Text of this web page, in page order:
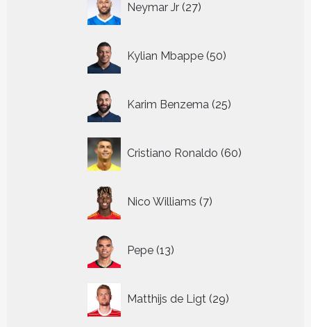
Neymar Jr 27
producten
Kylian Mbappe 50
producten
Karim Benzema 25
producten
Cristiano Ronaldo 60
producten
Nico Williams 7
producten
Pepe 13
producten
Matthijs de Ligt 29
producten